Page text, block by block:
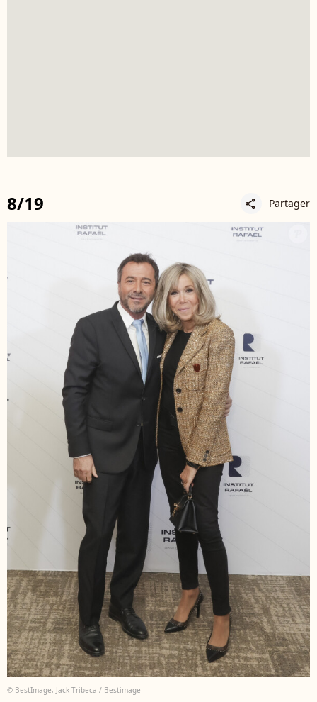
8/19 share Partager
© BestImage, Jack Tribeca / Bestimage